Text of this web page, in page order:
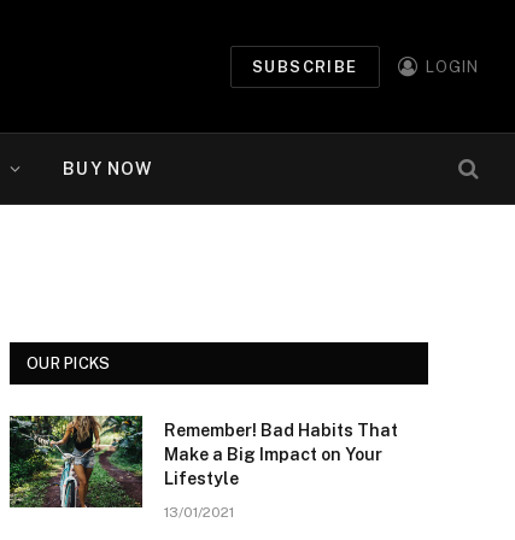
SUBSCRIBE LOGIN
BUY NOW
OUR PICKS
Remember! Bad Habits That
Make a Big Impact on Your
Lifestyle
13/01/2021